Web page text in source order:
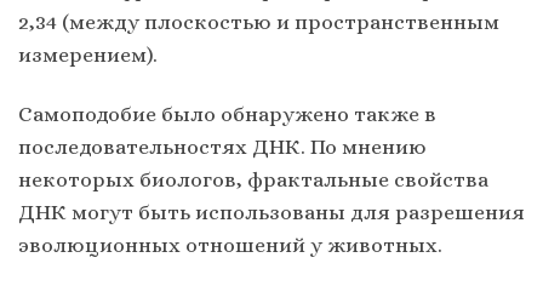
2,34 (между плоскостью и пространственным
измерением).
Самоподобие было обнаружено также в
последовательностях ДНК. По мнению
некоторых биологов, фрактальные свойства
ДНК могут быть использованы для разрешения
эволюционных отношений у животных.